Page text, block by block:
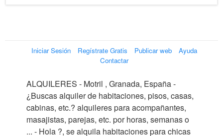
Iniciar Sesión Regístrate Gratis Publicar web
Ayuda
Contactar
ALQUILERES - Motril , Granada, España -
¿Buscas alquiler de habitaciones, pisos, casas,
cabinas, etc.? alquileres para acompañantes,
masajistas, parejas, etc. por horas, semanas o
... - Hola ?, se alquila habitaciones para chicas